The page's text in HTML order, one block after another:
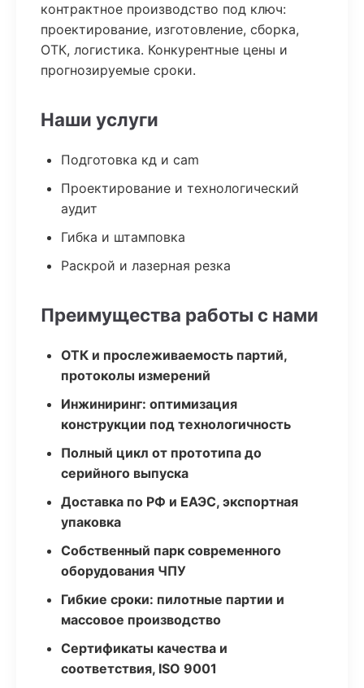
контрактное производство под ключ:
проектирование, изготовление, сборка,
ОТК, логистика. Конкурентные цены и
прогнозируемые сроки.
Наши услуги
Подготовка кд и cam
Проектирование и технологический
аудит
Гибка и штамповка
Раскрой и лазерная резка
Преимущества работы с нами
ОТК и прослеживаемость партий,
протоколы измерений
Инжиниринг: оптимизация
конструкции под технологичность
Полный цикл от прототипа до
серийного выпуска
Доставка по РФ и ЕАЭС, экспортная
упаковка
Собственный парк современного
оборудования ЧПУ
Гибкие сроки: пилотные партии и
массовое производство
Сертификаты качества и
соответствия, ISO 9001